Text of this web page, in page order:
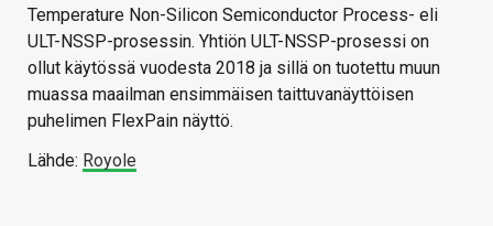
Temperature Non-Silicon Semiconductor Process- eli
ULT-NSSP-prosessin. Yhtiön ULT-NSSP-prosessi on
ollut käytössä vuodesta 2018 ja sillä on tuotettu muun
muassa maailman ensimmäisen taittuvanäyttöisen
puhelimen FlexPain näyttö.
Lähde: Royole